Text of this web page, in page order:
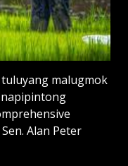
malugmok
Alan Peter